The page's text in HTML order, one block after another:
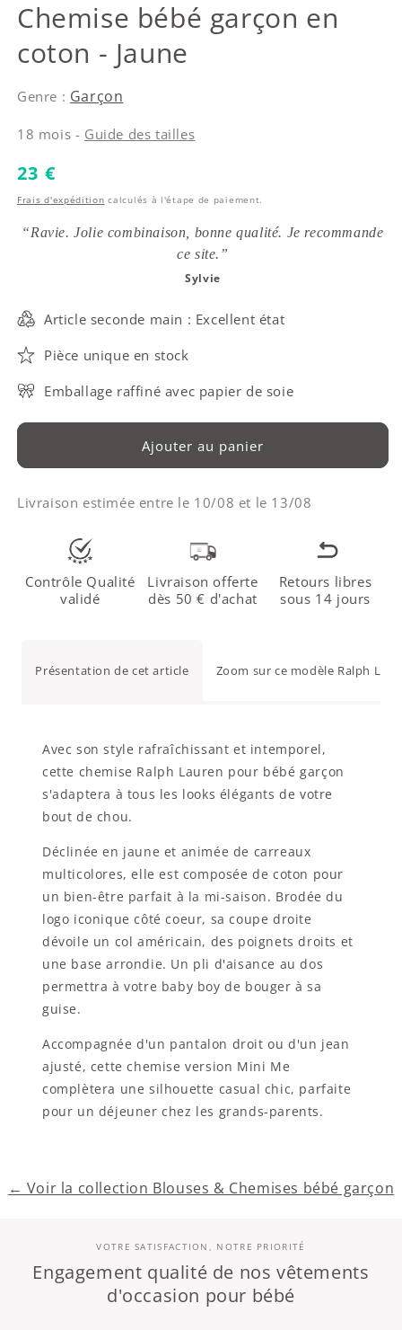
Ralph Lauren
Chemise bébé garçon en
coton - Jaune
Genre : Garçon
18 mois - Guide des tailles
Prix habituel
23 €
Frais d'expédition calculés à l'étape de paiement.
“Ravie. Jolie combinaison, bonne qualité. Je recommande
ce site.”
Sylvie
Article seconde main : Excellent état
Pièce unique en stock
Emballage raffiné avec papier de soie
Ajouter au panier
Livraison estimée entre le 10/08 et le 13/08
Contrôle Qualité
validé
Livraison offerte
dès 50 € d'achat
Retours libres
sous 14 jours
Présentation de cet article Zoom sur ce modèle Ralph
Avec son style rafraîchissant et intemporel,
cette chemise Ralph Lauren pour bébé garçon
s'adaptera à tous les looks élégants de votre
bout de chou.
Déclinée en jaune et animée de carreaux
multicolores, elle est composée de coton pour
un bien-être parfait à la mi-saison. Brodée du
logo iconique côté coeur, sa coupe droite
dévoile un col américain, des poignets droits et
une base arrondie. Un pli d'aisance au dos
permettra à votre baby boy de bouger à sa
guise.
Accompagnée d'un pantalon droit ou d'un jean
ajusté, cette chemise version Mini Me
complètera une silhouette casual chic, parfaite
pour un déjeuner chez les grands-parents.
← Voir la collection Blouses & Chemises bébé garçon
VOTRE SATISFACTION, NOTRE PRIORITÉ
Engagement qualité de nos vêtements
d'occasion pour bébé